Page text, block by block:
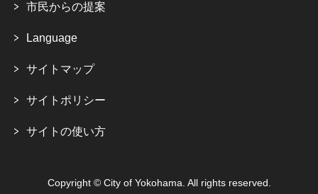
市民からの提案
Language
サイトマップ
サイトポリシー
サイトの使い方
Copyright © City of Yokohama. All rights reserved.